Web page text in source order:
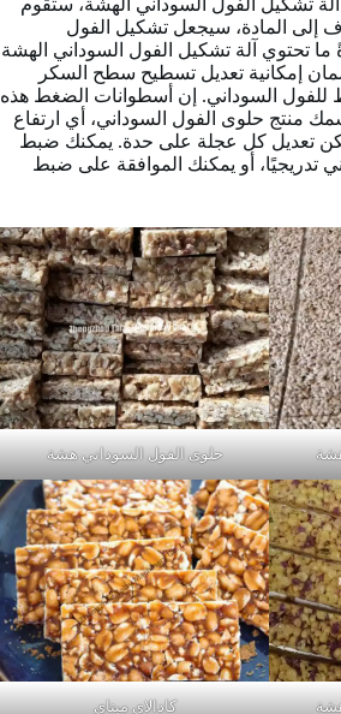
تشكيل الفول السوداني الهشة، ستقوم
إلى المادة، سيجعل تشكيل الفول
ما تحتوي آلة تشكيل الفول السوداني الهشة
إمكانية تعديل تسطيح سطح السكر
للفول السوداني. إن أسطوانات الضغط هذه
منتج حلوى الفول السوداني، أي ارتفاع
تعديل كل عجلة على حدة. يمكنك ضبط
تدريجيًا، أو يمكنك الموافقة على ضبط
حلوى الفول السوداني هشة
كادالاي ميتاي